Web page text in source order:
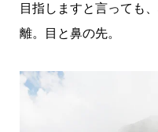
目指しますと言っても
離。目と鼻の先。